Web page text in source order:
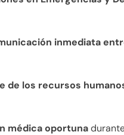
inmediata
de los recursos
médica oportuna